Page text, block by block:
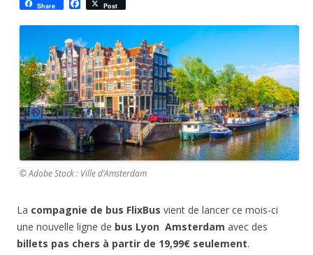
Share
a
c
e
b
o
o
k
Post
© Adobe Stock : Ville d’Amsterdam
La compagnie de bus FlixBus vient de lancer ce mois-ci
une nouvelle ligne de bus Lyon Amsterdam avec des
billets pas chers à partir de 19,99€ seulement.